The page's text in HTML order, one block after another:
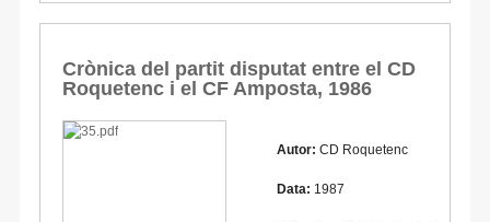
Crònica del partit disputat entre el CD
Roquetenc i el CF Amposta, 1986
Autor: CD Roquetenc
Data: 1987